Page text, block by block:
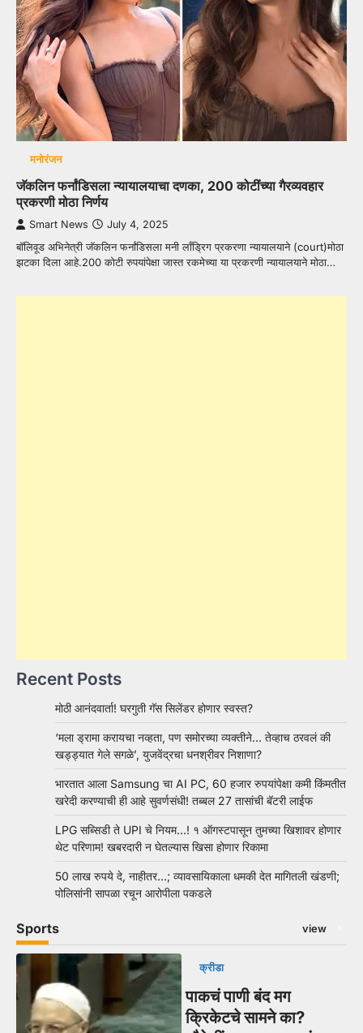
मनोरंजन
जॅकलिन फर्नांडिसला न्यायालयाचा दणका, 200 कोटींच्या गैरव्यवहार
प्रकरणी मोठा निर्णय
Smart News July 4, 2025
बॉलिवूड अभिनेत्री जॅकलिन फर्नांडिसला मनी लाँड्रिग प्रकरणा न्यायालयाने (court)मोठा
झटका दिला आहे.200 कोटी रुपयांपेक्षा जास्त रकमेच्या या प्रकरणी न्यायालयाने मोठा…
Recent Posts
मोठी आनंदवार्ता! घरगुती गॅस सिलेंडर होणार स्वस्त?
‘मला ड्रामा करायचा नव्हता, पण समोरच्या व्यक्तीने… तेव्हाच ठरवलं की
खड्ड्यात गेले सगळे’, युजवेंद्रचा धनश्रीवर निशाणा?
भारतात आला Samsung चा AI PC, 60 हजार रुपयांपेक्षा कमी किंमतीत
खरेदी करण्याची ही आहे सुवर्णसंधी! तब्बल 27 तासांची बॅटरी लाईफ
LPG सब्सिडी ते UPI चे नियम…! १ ऑगस्टपासून तुमच्या खिशावर होणार
थेट परिणाम! खबरदारी न घेतल्यास खिसा होणार रिकामा
50 लाख रुपये दे, नाहीतर…; व्यावसायिकाला धमकी देत मागितली खंडणी;
पोलिसांनी सापळा रचून आरोपीला पकडले
Sports view
क्रीडा
पाकचं पाणी बंद मग
क्रिकेटचे सामने का?